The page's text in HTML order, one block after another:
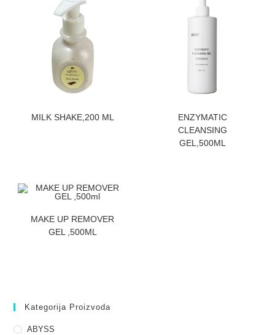
MILK SHAKE,200 ML
ENZYMATIC
CLEANSING
GEL,500ML
MAKE UP REMOVER
GEL ,500ML
Kategorija Proizvoda
ABYSS